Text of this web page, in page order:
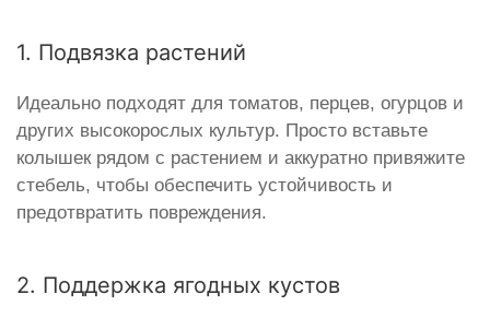
1. Подвязка растений
Идеально подходят для томатов, перцев, огурцов и
других высокорослых культур. Просто вставьте
колышек рядом с растением и аккуратно привяжите
стебель, чтобы обеспечить устойчивость и
предотвратить повреждения.
2. Поддержка ягодных кустов